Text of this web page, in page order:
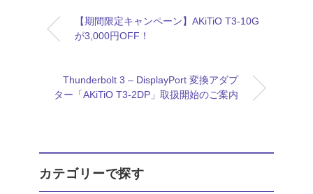
【期間限定キャンペーン】AKiTiO T3-10G
が3,000円OFF！
Thunderbolt 3 – DisplayPort 変換アダプ
ター「AKiTiO T3-2DP」取扱開始のご案内
カテゴリーで探す